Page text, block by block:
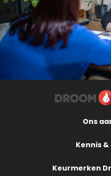
Ons
Kennis
Hoeveel
Keurmerken